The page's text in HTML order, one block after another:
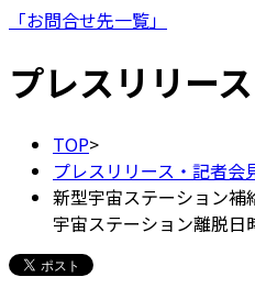
「お問合せ先一覧」
プレスリリー
TOP>
プレスリリース・記者会
新型宇宙ステーション補
宇宙ステーション離脱日